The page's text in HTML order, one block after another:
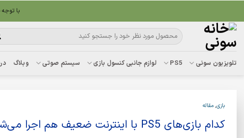
content
با توجه به
جستجو
برای:
تلویزیون سونی PS5 لوازم جانبی کنسول بازی سیستم صوتی وبلاگ
بازی,مقاله
کدام بازی‌های PS5 با اینترنت ضعیف هم اجرا می‌شوند؟